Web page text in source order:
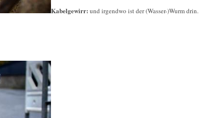
Kabelgewirr: und irgendwo ist der (Wasser-)Wurm drin.